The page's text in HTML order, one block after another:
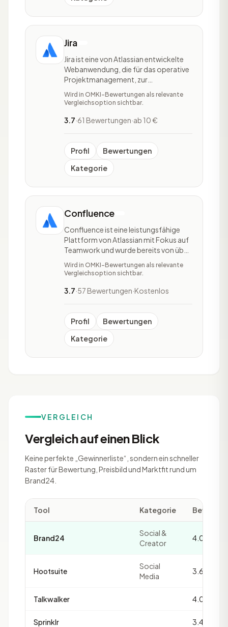
Jira
Jira ist eine von Atlassian entwickelte
Webanwendung, die für das operative
Projektmanagement, zur
Fehlerverwaltung und
Problembehandlung genutzt wird. Das
Softwareentwicklung und zum
Bereichen angewendet. Jira ist durch
die Vielzah
Wird in OMKI-Bewertungen als relevante
Vergleichsoption sichtbar.
3.7·61 Bewertungen·ab 10 €
Profil
Bewertungen
Kategorie
Confluence
Confluence ist eine leistungsfähige
Plattform von Atlassian mit Fokus auf
Teamwork und wurde bereits von über
40.000 Teams eingesetzt. Die
kommerzielle Wiki-Software, die vom
entwickelt und als Enterprise Wiki
und Kommunikation
Wird in OMKI-Bewertungen als relevante
Vergleichsoption sichtbar.
3.7·57 Bewertungen·Kostenlos
Profil
Bewertungen
Kategorie
VERGLEICH
Vergleich auf einen Blick
Keine perfekte „Gewinnerliste“, sondern ein schneller
Raster für Bewertung, Preisbild und Marktfit rund um
Brand24.
Tool Kategorie
Brand24
Social &
Creator
4.0
Hootsuite
Social
Media
3.6
Talkwalker 4.0
Sprinklr 3.4